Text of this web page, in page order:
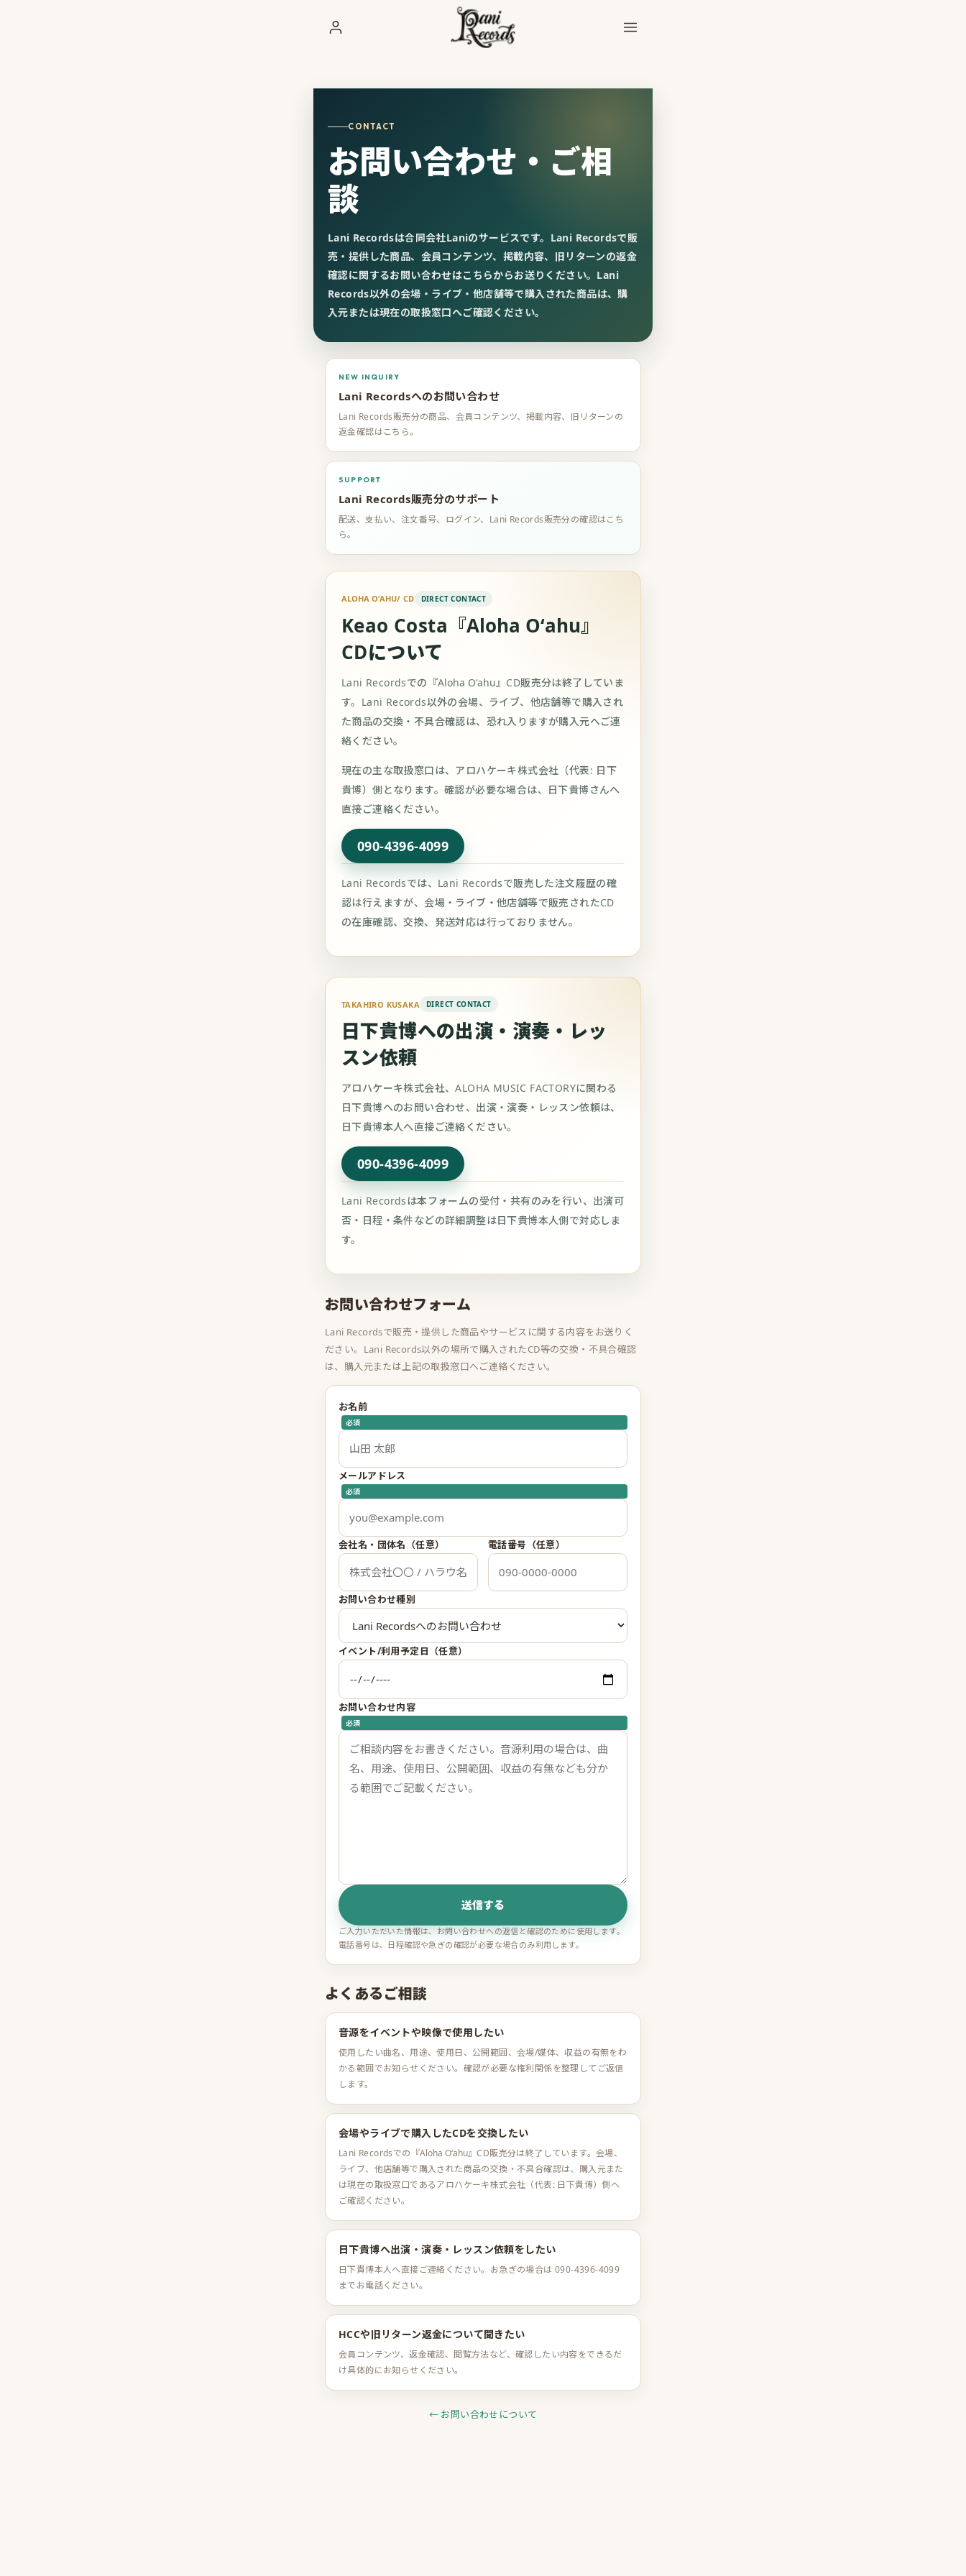
CONTACT
お問い合わせ・ご相
談
Lani Recordsは合同会社Laniのサービスです。Lani Recordsで販
売・提供した商品、会員コンテンツ、掲載内容、旧リターンの返金
確認に関するお問い合わせはこちらからお送りください。Lani
Records以外の会場・ライブ・他店舗等で購入された商品は、購
入元または現在の取扱窓口へご確認ください。
NEW INQUIRY
Lani Recordsへのお問い合わせ
Lani Records販売分の商品、会員コンテンツ、掲載内容、旧リターンの
返金確認はこちら。
SUPPORT
Lani Records販売分のサポート
配送、支払い、注文番号、ログイン、Lani Records販売分の確認はこち
ら。
ALOHA OʻAHU/ CD
Keao Costa『Aloha Oʻahu』
CDについて
Lani Recordsでの『Aloha Oʻahu 』CD販売分は終了していま
す。Lani Records以外の会場、ライブ、他店舗等で購入され
た商品の交換・不具合確認は、恐れ入りますが購入元へご連
絡ください。
現在の主な取扱窓口は、アロハケーキ株式会社（代表: 日下
貴博）側となります。確認が必要な場合は、日下貴博さんへ
直接ご連絡ください。
090-4396-4099
Lani Recordsでは、Lani Recordsで販売した注文履歴の確
認は行えますが、会場・ライブ・他店舗等で販売されたCD
の在庫確認、交換、発送対応は行っておりません。
TAKAHIRO KUSAKA
日下貴博への出演・演奏・レッ
スン依頼
アロハケーキ株式会社、ALOHA MUSIC FACTORYに関わる
日下貴博へのお問い合わせ、出演・演奏・レッスン依頼は、
日下貴博本人へ直接ご連絡ください。
090-4396-4099
Lani Recordsは本フォームの受付・共有のみを行い、出演可
否・日程・条件などの詳細調整は日下貴博本人側で対応しま
す。
お問い合わせフォーム
Lani Recordsで販売・提供した商品やサービスに関する内容をお送りく
ださい。Lani Records以外の場所で購入されたCD等の交換・不具合確認
は、購入元または上記の取扱窓口へご連絡ください。
お名前
必須
メールアドレス
必須
会社名・団体名（任意） 電話番号（任意）
お問い合わせ種別
イベント/利用予定日（任意）
お問い合わせ内容
必須
送信する
ご入力いただいた情報は、お問い合わせへの返信と確認のために使用します。
電話番号は、日程確認や急ぎの確認が必要な場合のみ利用します。
よくあるご相談
音源をイベントや映像で使用したい
使用したい曲名、用途、使用日、公開範囲、会場/媒体、収益の有無をわ
かる範囲でお知らせください。確認が必要な権利関係を整理してご返信
します。
会場やライブで購入したCDを交換したい
Lani Recordsでの『Aloha Oʻahu』CD販売分は終了しています。会場、
ライブ、他店舗等で購入された商品の交換・不具合確認は、購入元また
は現在の取扱窓口であるアロハケーキ株式会社（代表: 日下貴博）側へ
ご確認ください。
日下貴博へ出演・演奏・レッスン依頼をしたい
日下貴博本人へ直接ご連絡ください。お急ぎの場合は 090-4396-4099
までお電話ください。
HCCや旧リターン返金について聞きたい
会員コンテンツ、返金確認、閲覧方法など、確認したい内容をできるだ
け具体的にお知らせください。
← お問い合わせについて